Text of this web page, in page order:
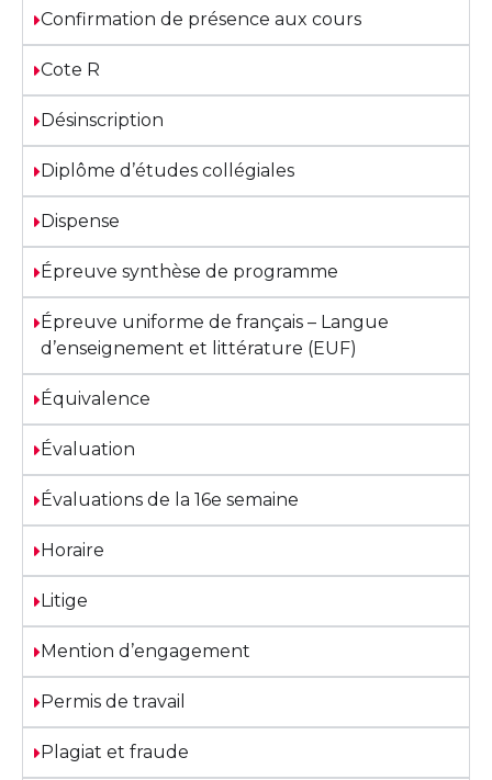
Confirmation de présence aux cours
Cote R
Désinscription
Diplôme d’études collégiales
Dispense
Épreuve synthèse de programme
Épreuve uniforme de français – Langue
d’enseignement et littérature (EUF)
Équivalence
Évaluation
Évaluations de la 16e semaine
Horaire
Litige
Mention d’engagement
Permis de travail
Plagiat et fraude